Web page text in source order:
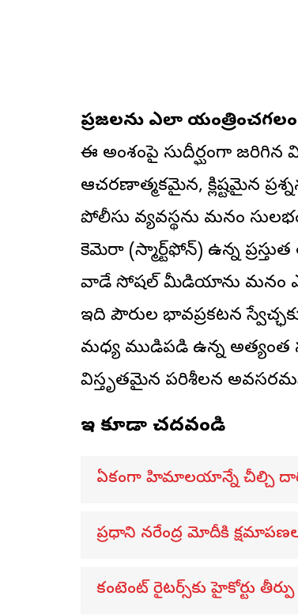
ప్రజలను ఎలా
ఈ అంశంపై సుదీర్ఘంగా జరిగిన
ఆచరణాత్మకమైన, క్లిష్టమైన
పోలీసు వ్యవస్థను మనం
కెమెరా (స్మార్ట్‌ఫోన్) ఉన్న
వాడే సోషల్ మీడియాను మనం ఎలా
ఇది పౌరుల భావప్రకటన
మధ్య ముడిపడి ఉన్న అత్యంత
విస్తృతమైన పరిశీలన
ఇవి కూడా చదవండి
ఏకంగా హిమాలయాన్నే చీల్చి
ప్రధాని నరేంద్ర మోదీకి
కంటెంట్ రైటర్స్‌కు హైకోర్టు